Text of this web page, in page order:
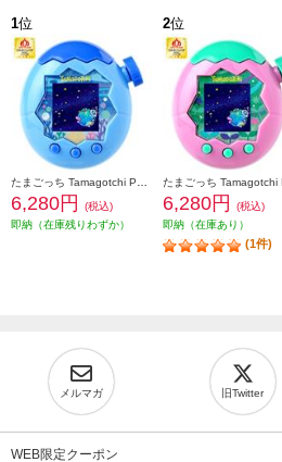
1位
6,280円
(税込)
即納（在庫残りわずか）
2位
6,280円
(税込)
即納（在庫あり）
(1件)
メルマガ 旧Twitter
WEB限定クーポン